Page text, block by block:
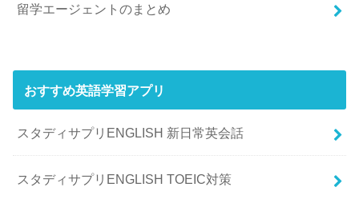
留学エージェントのまとめ
おすすめ英語学習アプリ
スタディサプリENGLISH 新日常英会話
スタディサプリENGLISH TOEIC対策